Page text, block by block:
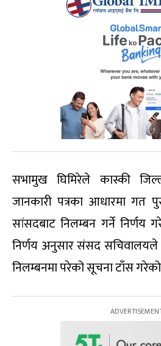
सभामुख घिमिरेले कास्की
जानकारी पत्रका आधारमा गत
सांसदबाट निलम्बन गर्ने निर्णय
निर्णय अनुसार संसद
निलम्बनमा परेको सूचना टाँस गरेको